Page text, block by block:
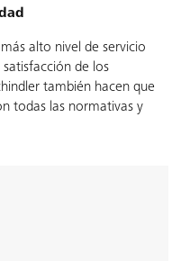
alto nivel de servicio
de los
también hacen que
todas las normativas y